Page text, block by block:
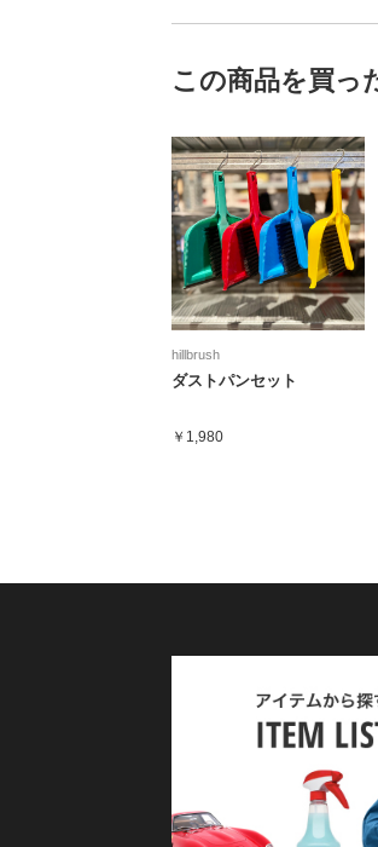
この商品を買っ
hillbrush
ダストパンセット
￥1,980